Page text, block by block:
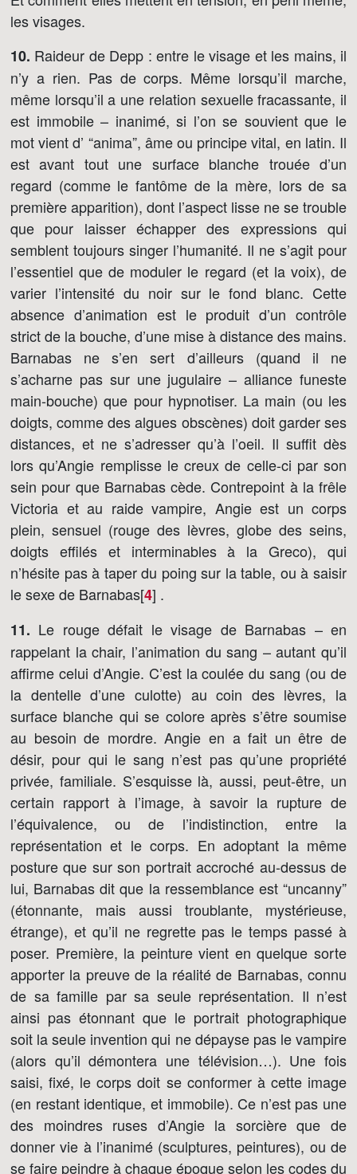
les visages.
10. Raideur de Depp : entre le visage et les mains, il
n’y a rien. Pas de corps. Même lorsqu’il marche,
même lorsqu’il a une relation sexuelle fracassante, il
est immobile – inanimé, si l’on se souvient que le
mot vient d’ “anima”, âme ou principe vital, en latin. Il
est avant tout une surface blanche trouée d’un
regard (comme le fantôme de la mère, lors de sa
première apparition), dont l’aspect lisse ne se trouble
que pour laisser échapper des expressions qui
semblent toujours singer l’humanité. Il ne s’agit pour
l’essentiel que de moduler le regard (et la voix), de
varier l’intensité du noir sur le fond blanc. Cette
absence d’animation est le produit d’un contrôle
strict de la bouche, d’une mise à distance des mains.
Barnabas ne s’en sert d’ailleurs (quand il ne
s’acharne pas sur une jugulaire – alliance funeste
main-bouche) que pour hypnotiser. La main (ou les
doigts, comme des algues obscènes) doit garder ses
distances, et ne s’adresser qu’à l’oeil. Il suffit dès
lors qu’Angie remplisse le creux de celle-ci par son
sein pour que Barnabas cède. Contrepoint à la frêle
Victoria et au raide vampire, Angie est un corps
plein, sensuel (rouge des lèvres, globe des seins,
doigts effilés et interminables à la Greco), qui
n’hésite pas à taper du poing sur la table, ou à saisir
le sexe de Barnabas[4] .
11. Le rouge défait le visage de Barnabas – en
rappelant la chair, l’animation du sang – autant qu’il
affirme celui d’Angie. C’est la coulée du sang (ou de
la dentelle d’une culotte) au coin des lèvres, la
surface blanche qui se colore après s’être soumise
au besoin de mordre. Angie en a fait un être de
désir, pour qui le sang n’est pas qu’une propriété
privée, familiale. S’esquisse là, aussi, peut-être, un
certain rapport à l’image, à savoir la rupture de
l’équivalence, ou de l’indistinction, entre la
représentation et le corps. En adoptant la même
posture que sur son portrait accroché au-dessus de
lui, Barnabas dit que la ressemblance est “uncanny”
(étonnante, mais aussi troublante, mystérieuse,
étrange), et qu’il ne regrette pas le temps passé à
poser. Première, la peinture vient en quelque sorte
apporter la preuve de la réalité de Barnabas, connu
de sa famille par sa seule représentation. Il n’est
ainsi pas étonnant que le portrait photographique
soit la seule invention qui ne dépayse pas le vampire
(alors qu’il démontera une télévision…). Une fois
saisi, fixé, le corps doit se conformer à cette image
(en restant identique, et immobile). Ce n’est pas une
des moindres ruses d’Angie la sorcière que de
donner vie à l’inanimé (sculptures, peintures), ou de
se faire peindre à chaque époque selon les codes du